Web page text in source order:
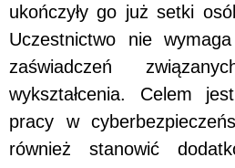
ukończyły go już setki
Uczestnictwo nie
zaświadczeń
wykształcenia. Celem
pracy w
również stanowić